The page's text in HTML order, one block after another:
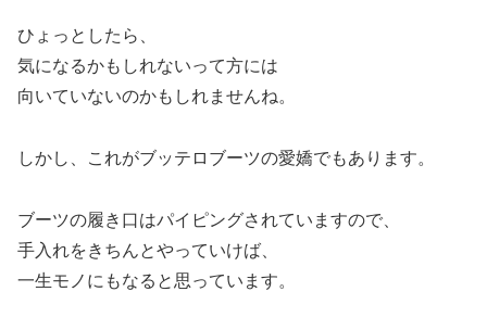
ひょっとしたら、
気になるかもしれないって方には
向いていないのかもしれませんね。
しかし、これがブッテロブーツの愛嬌でもあります。
ブーツの履き口はパイピングされていますので、
手入れをきちんとやっていけば、
一生モノにもなると思っています。